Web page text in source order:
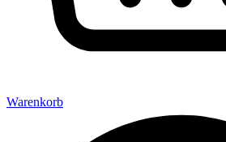
Warenkorb